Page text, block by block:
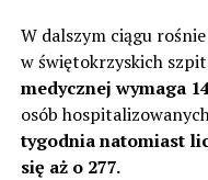
W dalszym ciągu
w świętokrzyskich
medycznej wymaga
osób
tygodnia natomiast
się aż o 277.